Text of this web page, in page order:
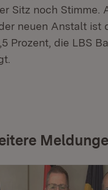
Sitz noch Stimme.
neuen Anstalt ist
Prozent, die LBS